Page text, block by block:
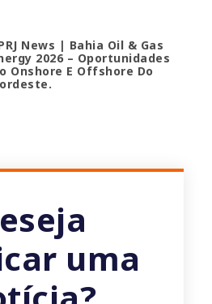
News | Bahia Oil & Gas
2026 – Oportunidades
Onshore E Offshore Do
uma